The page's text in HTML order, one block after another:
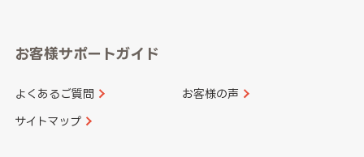
愛知県
和歌山県
山口県
香川県 愛媛県
長崎県
大分県 宮崎県
お客様サポートガイド
よくあるご質問 お客様の声
サイトマップ